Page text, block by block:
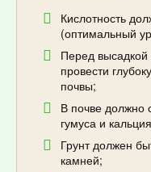
Кислотность
(оптимальный
Перед
провести
почвы;
В почве должно
гумуса и
Грунт должен
камней;